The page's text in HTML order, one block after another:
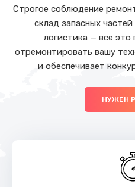
от
Ремонт
от
Строгое соблюдение
склад запасных
логистика — все это
отремонтировать вашу
и обеспечивает
НУЖЕН